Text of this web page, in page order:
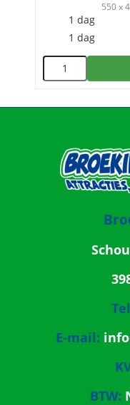
550 x
1 dag
1 dag
E-mail:
BTW: